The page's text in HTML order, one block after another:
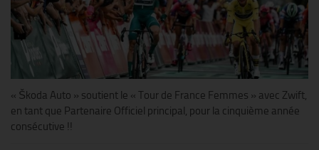
« Škoda Auto » soutient le « Tour de France Femmes » avec Zwift,
en tant que Partenaire Officiel principal, pour la cinquième année
consécutive !!